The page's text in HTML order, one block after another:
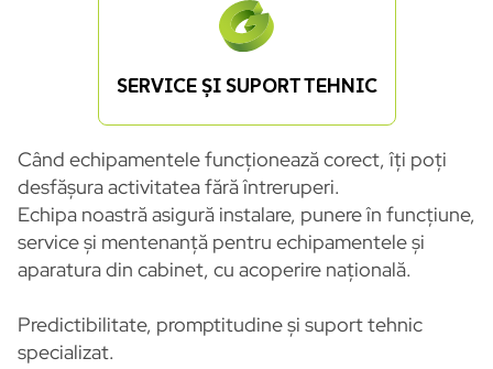
SERVICE ȘI SUPORT TEHNIC
Când echipamentele funcționează corect, îți poți
desfășura activitatea fără întreruperi.
Echipa noastră asigură instalare, punere în funcțiune,
service și mentenanță pentru echipamentele și
aparatura din cabinet, cu acoperire națională.
Predictibilitate, promptitudine și suport tehnic
specializat.